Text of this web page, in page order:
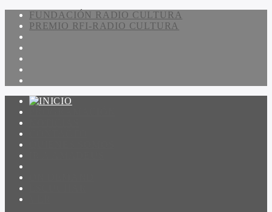
FUNDACIÓN RADIO CULTURA
PREMIO RFI-RADIO CULTURA